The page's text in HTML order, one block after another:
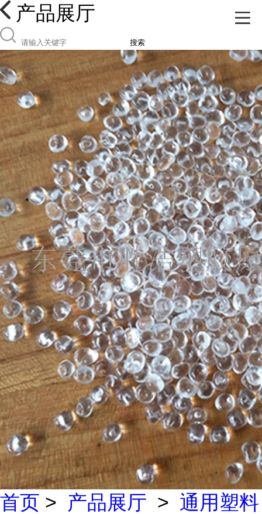
产品展厅
搜索
首页 > 产品展厅 > 通用塑料